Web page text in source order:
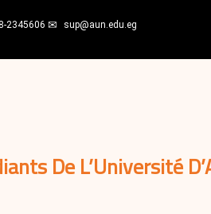
2345606 sup@aun.edu.eg
De L’Université